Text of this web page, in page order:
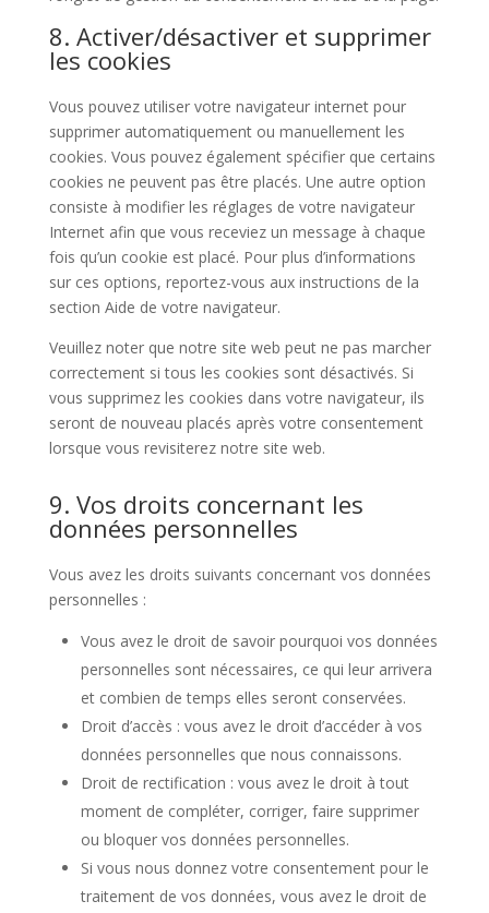
8. Activer/désactiver et supprimer
les cookies
Vous pouvez utiliser votre navigateur internet pour
supprimer automatiquement ou manuellement les
cookies. Vous pouvez également spécifier que certains
cookies ne peuvent pas être placés. Une autre option
consiste à modifier les réglages de votre navigateur
Internet afin que vous receviez un message à chaque
fois qu’un cookie est placé. Pour plus d’informations
sur ces options, reportez-vous aux instructions de la
section Aide de votre navigateur.
Veuillez noter que notre site web peut ne pas marcher
correctement si tous les cookies sont désactivés. Si
vous supprimez les cookies dans votre navigateur, ils
seront de nouveau placés après votre consentement
lorsque vous revisiterez notre site web.
9. Vos droits concernant les
données personnelles
Vous avez les droits suivants concernant vos données
personnelles :
Vous avez le droit de savoir pourquoi vos données
personnelles sont nécessaires, ce qui leur arrivera
et combien de temps elles seront conservées.
Droit d’accès : vous avez le droit d’accéder à vos
données personnelles que nous connaissons.
Droit de rectification : vous avez le droit à tout
moment de compléter, corriger, faire supprimer
ou bloquer vos données personnelles.
Si vous nous donnez votre consentement pour le
traitement de vos données, vous avez le droit de